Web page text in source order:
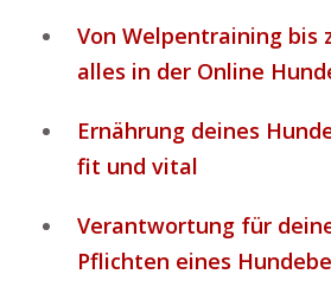
Von Welpentraining bis
alles in der Online
Ernährung deines
fit und vital
Verantwortung für
Pflichten eines